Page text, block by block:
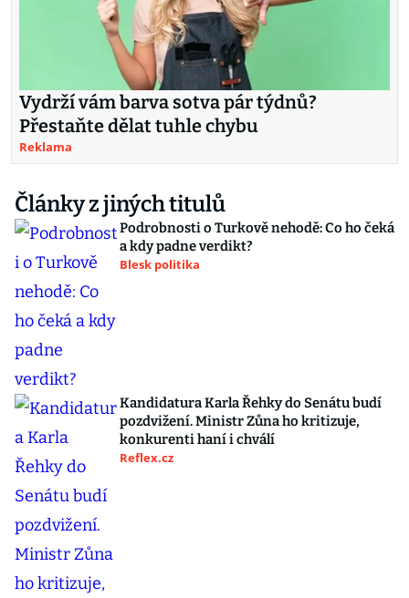
Vydrží vám barva sotva pár týdnů?
Přestaňte dělat tuhle chybu
Reklama
Články z jiných titulů
Podrobnosti o Turkově nehodě: Co ho čeká
a kdy padne verdikt?
Blesk politika
Kandidatura Karla Řehky do Senátu budí
pozdvižení. Ministr Zůna ho kritizuje,
konkurenti haní i chválí
Reflex.cz